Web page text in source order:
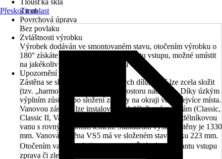
Tloušťka skla
3 mm
Povrchová úprava
Bez povlaku
Zvláštnosti výrobku
Výrobek dodáván ve smontovaném stavu, otočením výrobku o
180° získáte pravou nebo levou variantu vstupu, možné umístit
na jakékoliv vany klasického tvaru
Upozornění
Zástěna se skládá z pěti pohyblivých dílů, které lze zcela složit
(tzv. „harmonika“) do vnitřního prostoru nad vanu. Díky úzkým
výplním zůstane po složení zástěny na okraji vany nejvíce místa.
Vanovou zástěnu lze instalovat k obdélníkovým vanám (Classic,
Classic II, Vanda II) nebo na jakoukoli klasickou obdélníkovou
vanu s rovným horním lemem. Standardní výška zástěny je 1330
mm. Vanová zástěna VS5 má ve složeném stavu šířku 223 mm.
Otočením vanové zástěny VS5 o 180⁰ získáme variantu vstupu
zprava či zleva.
Přeskočit oblast